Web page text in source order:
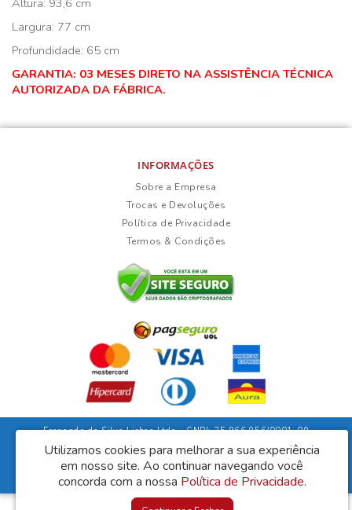
Altura: 93,6 cm
Largura: 77 cm
Profundidade: 65 cm
GARANTIA: 03 MESES DIRETO NA ASSISTÊNCIA TÉCNICA
AUTORIZADA DA FÁBRICA.
INFORMAÇÕES
Sobre a Empresa
Trocas e Devoluções
Política de Privacidade
Termos & Condições
Fernanda da Silva Lisboa Ltda - CNPJ: 35.966.856/0001-09
Rua Duarte Guimarães, 135 - Ubaíra/Bahia - CEP: 45310-000
Lisboa Móveis © 2026
Desenvolvido por88digital
Utilizamos cookies para melhorar a sua experiência
em nosso site. Ao continuar navegando você
concorda com a nossa Política de Privacidade.